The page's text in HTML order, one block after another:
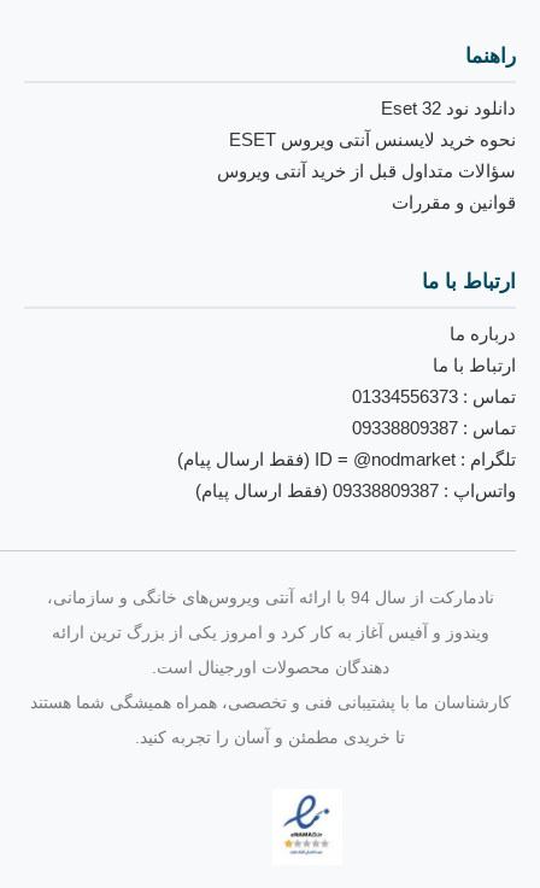
راهنما
دانلود نود 32 Eset
نحوه خرید لایسنس آنتی ویروس ESET
سؤالات متداول قبل از خرید آنتی ویروس
قوانین و مقررات
ارتباط با ما
درباره ما
ارتباط با ما
تماس : 01334556373
تماس : 09338809387
تلگرام : ID = @nodmarket (فقط ارسال پیام)
واتس‌اپ : 09338809387 (فقط ارسال پیام)
نادمارکت از سال 94 با ارائه آنتی‌ ویروس‌های خانگی و سازمانی،
ویندوز و آفیس آغاز به کار کرد و امروز یکی از بزرگ‌ ترین ارائه‌
دهندگان محصولات اورجینال است.
کارشناسان ما با پشتیبانی فنی و تخصصی، همراه همیشگی شما هستند
تا خریدی مطمئن و آسان را تجربه کنید.